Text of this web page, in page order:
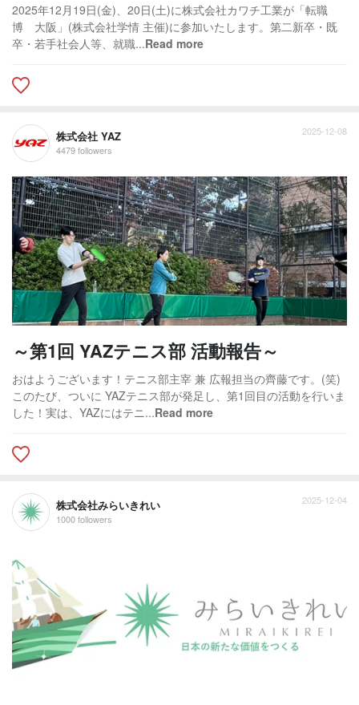
2025年12月19日(金)、20日(土)に株式会社カワチ工業が「転職
博 大阪」(株式会社学情 主催)に参加いたします。第二新卒・既
卒・若手社会人等、就職...Read more
株式会社 YAZ
4479 followers
2025-12-08
～第1回 YAZテニス部 活動報告～
おはようございます！テニス部主宰 兼 広報担当の齊藤です。(笑)
このたび、ついに YAZテニス部が発足し、第1回目の活動を行いま
した！実は、YAZにはテニ...Read more
株式会社みらいきれい
1000 followers
2025-12-04